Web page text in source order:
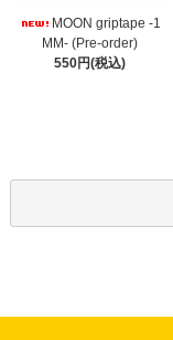
MOON griptape -1
MM- (Pre-order)
550円(税込)